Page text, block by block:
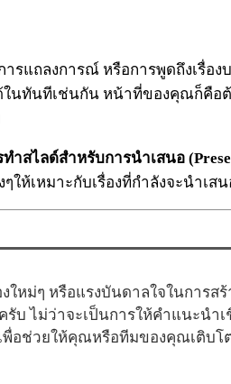
รแถลงการณ์ หรือการพูดถึงเรื่
ทันทีเช่นกัน หน้าที่ของคุณก็คือต้
ทำสไลด์สำหรับการนำเสนอ
ๆให้เหมาะกับเรื่องที่กำลังจะนำ
ม่ๆ หรือแรงบันดาลใจในการส
ไม่ว่าจะเป็นการให้คำแนะนำ
อช่วยให้คุณหรือทีมของคุณเติบโ